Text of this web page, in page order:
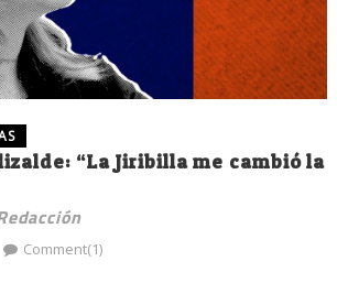
“La Jiribilla me cambió la
Comment(1)